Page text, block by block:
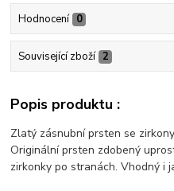
Hodnocení 0
Související zboží 2
Popis produktu :
Zlatý zásnubní prsten se
Originální prsten zdobený
zirkonky po stranách. Vhodný i